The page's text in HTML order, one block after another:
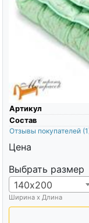
Артикул
Состав
Отзывы покупателей
Цена
Выбрать размер
140х200
Ширина х Длина